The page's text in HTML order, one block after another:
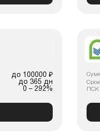
до 100000 ₽
до 365 дн
0 – 292%
Срок
ПСК